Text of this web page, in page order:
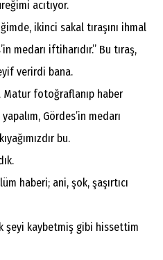
acıtıyor.
ikinci sakal tıraşını ihmal
medarı iftiharıdır.” Bu tıraş,
verirdi bana.
fotoğraflanıp haber
Gördes’in medarı
bu.
ani, şok, şaşırtıcı
kaybetmiş gibi hissettim